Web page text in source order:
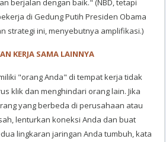
berjalan dengan baik." (NBD, tetapi
di Gedung Putih Presiden Obama
strategi ini, menyebutnya amplifikasi.)
KERJA SAMA LAINNYA
"orang Anda" di tempat kerja tidak
klik dan menghindari orang lain. Jika
yang berbeda di perusahaan atau
lenturkan koneksi Anda dan buat
lingkaran jaringan Anda tumbuh, kata